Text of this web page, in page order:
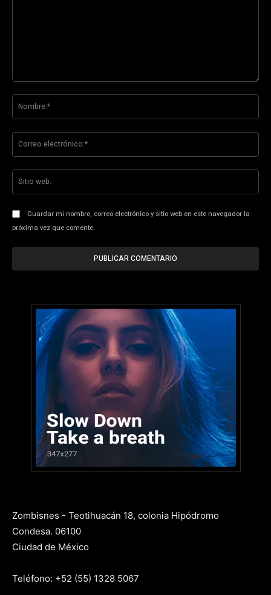
Guardar mi nombre, correo electrónico y sitio web en este navegador la
próxima vez que comente.
Zombisnes - Teotihuacán 18, colonia Hipódromo
Condesa. 06100
Ciudad de México
Teléfono: +52 (55) 1328 5067